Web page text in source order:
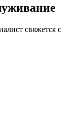
свяжется с